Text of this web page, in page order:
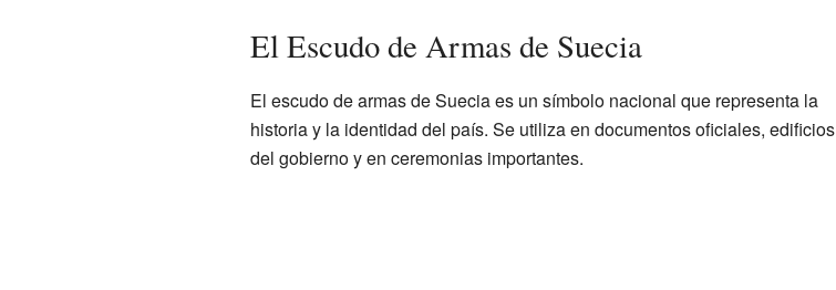
El Escudo de Armas de Suecia
El escudo de armas de Suecia es un símbolo nacional que representa la
historia y la identidad del país. Se utiliza en documentos oficiales, edificios
del gobierno y en ceremonias importantes.